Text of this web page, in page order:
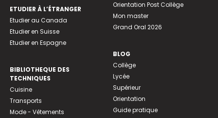
ETUDIER À L’ÉTRANGER
Etudier au Canada
Etudier en Suisse
Etudier en Espagne
BIBLIOTHEQUE DES
TECHNIQUES
Cuisine
Transports
Mode - Vêtements
Orientation Post Collège
Mon master
Grand Oral 2026
BLOG
Collège
Lycée
Supérieur
Orientation
Guide pratique